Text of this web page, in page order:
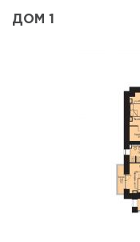
ДОМ 1